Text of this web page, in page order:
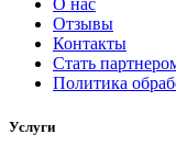
О нас
Отзывы
Контакты
Стать
Политика
Услуги